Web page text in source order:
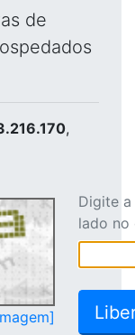
de
,
Digite
lado no